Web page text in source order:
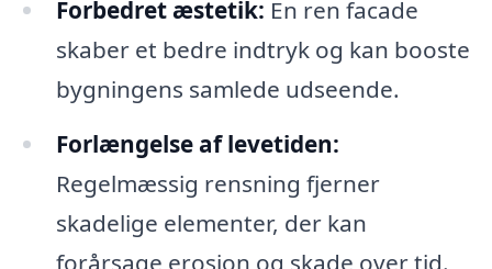
Forbedret æstetik: En ren facade
skaber et bedre indtryk og kan booste
bygningens samlede udseende.
Forlængelse af levetiden:
Regelmæssig rensning fjerner
skadelige elementer, der kan
forårsage erosion og skade over tid.